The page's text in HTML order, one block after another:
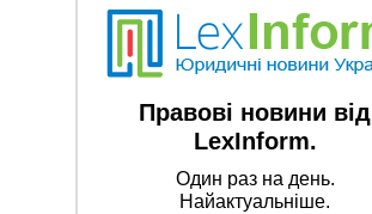
Правові новини від
LexInform.
Один раз на день.
Найактуальніше.